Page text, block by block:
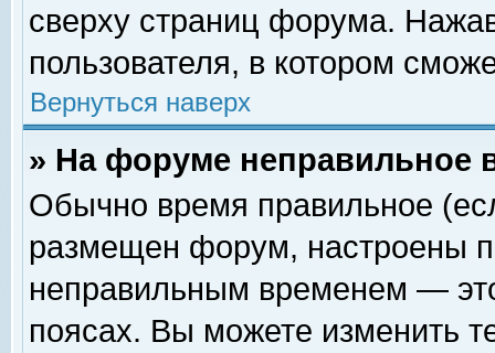
сверху страниц форума.
пользователя, в котором
Вернуться наверх
» На форуме неправильное
Обычно время правильное
размещен форум, настроены
неправильным временем —
поясах. Вы можете изменить